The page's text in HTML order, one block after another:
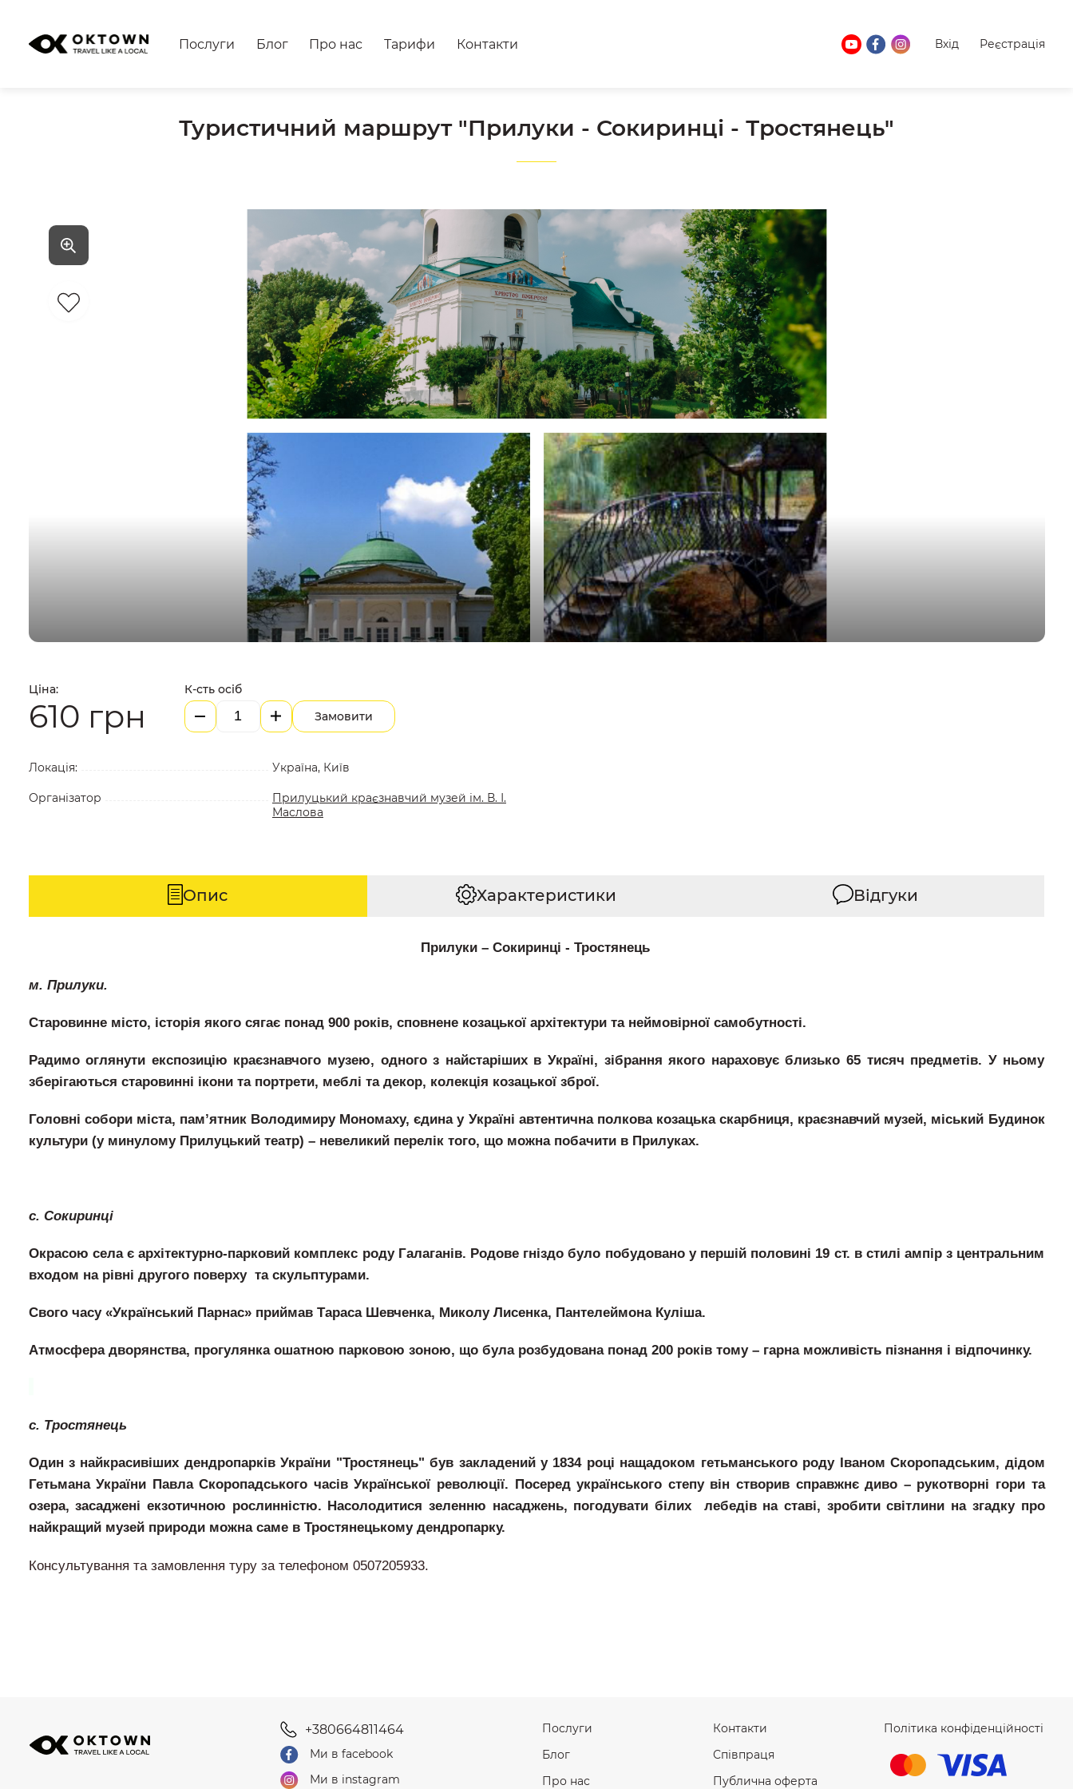
Послуги Блог Про нас Тарифи Контакти Вхід Реєстрація
Туристичний маршрут "Прилуки - Сокиринці - Тростянець"
Ціна:
610 грн
К-сть осіб
Замовити
Локація: Україна, Київ
Організатор
Прилуцький краєзнавчий музей ім. В. І.
Маслова
Опис Характеристики Відгуки
Прилуки – Сокиринці - Тростянець
м. Прилуки.
Старовинне місто, історія якого сягає понад 900 років, сповнене козацької архітектури та неймовірної самобутності.
Радимо оглянути експозицію краєзнавчого музею, одного з найстаріших в Україні, зібрання якого нараховує близько 65 тисяч предметів. У ньому
зберігаються старовинні ікони та портрети, меблі та декор, колекція козацької зброї.
Головні собори міста, пам’ятник Володимиру Мономаху, єдина у Україні автентична полкова козацька скарбниця, краєзнавчий музей, міський Будинок
культури (у минулому Прилуцький театр) – невеликий перелік того, що можна побачити в Прилуках.
с. Сокиринці
Окрасою села є архітектурно-парковий комплекс роду Галаганів. Родове гніздо було побудовано у першій половині 19 ст. в стилі ампір з центральним
входом на рівні другого поверху та скульптурами.
Свого часу «Український Парнас» приймав Тараса Шевченка, Миколу Лисенка, Пантелеймона Куліша.
Атмосфера дворянства, прогулянка ошатною парковою зоною, що була розбудована понад 200 років тому – гарна можливість пізнання і відпочинку.
с. Тростянець
Один з найкрасивіших дендропарків України "Тростянець" був закладений у 1834 році нащадоком гетьманського роду Іваном Скоропадським, дідом
Гетьмана України Павла Скоропадського часів Української революції. Посеред українського степу він створив справжнє диво – рукотворні гори та
озера, засаджені екзотичною рослинністю. Насолодитися зеленню насаджень, погодувати білих лебедів на ставі, зробити світлини на згадку про
найкращий музей природи можна саме в Тростянецькому дендропарку.
Консультування та замовлення туру за телефоном 0507205933.
+380664811464
Ми в facebook
Ми в instagram
Послуги
Блог
Про нас
Контакти
Співпраця
Публична оферта
Політика конфіденційності